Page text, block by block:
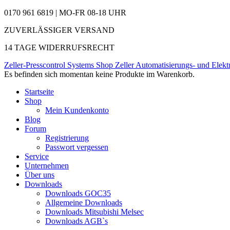
0170 961 6819 | MO-FR 08-18 UHR
ZUVERLÄSSIGER VERSAND
14 TAGE WIDERRUFSRECHT
Zeller-Presscontrol Systems Shop Zeller Automatisierungs- und
Es befinden sich momentan keine Produkte im Warenkorb.
Startseite
Shop
Mein Kundenkonto
Blog
Forum
Registrierung
Passwort vergessen
Service
Unternehmen
Über uns
Downloads
Downloads GOC35
Allgemeine Downloads
Downloads Mitsubishi Melsec
Downloads AGB`s